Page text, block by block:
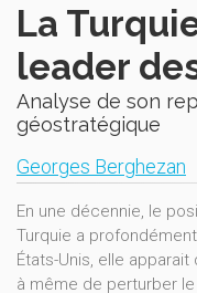
La
leader
Analyse de son
géostratégique
Georges Berghezan
En une décennie, le
Turquie a
États-Unis, elle
à même de perturber